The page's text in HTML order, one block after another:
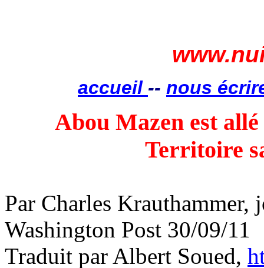
accueil -- nous
Abou Mazen est
Territoire
Par Charles Krauthammer,
Washington Post 30/09/11
Traduit par Albert Soued,